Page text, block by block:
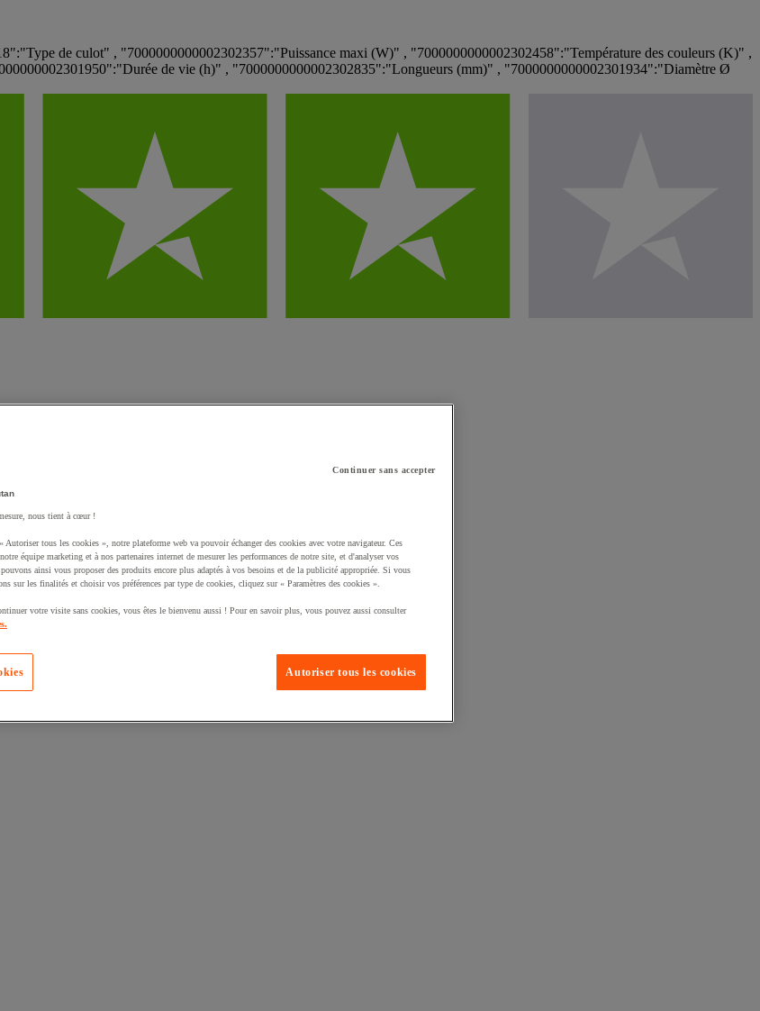
de culot" , "7000000000002302357":"Puissance maxi (W)" , "7000000000002302458":"Température des couleurs (K)" ,
de vie (h)" , "7000000000002302835":"Longueurs (mm)" , "7000000000002301934":"Diamètre Ø
à votre panier :
Continuer sans accepter
nous tient à cœur !
tous les cookies », notre plateforme web va pouvoir échanger des cookies avec votre navigateur. Ces
équipe marketing et à nos partenaires internet de mesurer les performances de notre site, et d'analyser vos
pouvons ainsi vous proposer des produits encore plus adaptés à vos besoins et de la publicité appropriée. Si vous
sur les finalités et choisir vos préférences par type de cookies, cliquez sur « Paramètres des cookies ».
votre visite sans cookies, vous êtes le bienvenu aussi ! Pour en savoir plus, vous pouvez aussi consulter
Autoriser tous les cookies